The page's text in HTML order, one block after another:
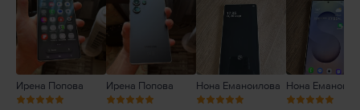
Ирена Попова Ирена Попова Нона Еманоилова Нона